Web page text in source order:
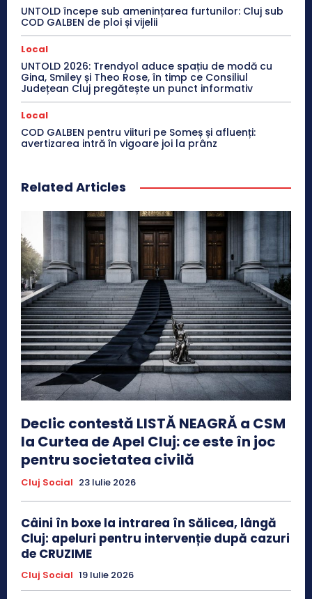
UNTOLD începe sub amenințarea furtunilor: Cluj sub
COD GALBEN de ploi și vijelii
Local
UNTOLD 2026: Trendyol aduce spațiu de modă cu
Gina, Smiley și Theo Rose, în timp ce Consiliul
Județean Cluj pregătește un punct informativ
Local
COD GALBEN pentru viituri pe Someș și afluenți:
avertizarea intră în vigoare joi la prânz
Related Articles
Declic contestă LISTĂ NEAGRĂ a CSM
la Curtea de Apel Cluj: ce este în joc
pentru societatea civilă
Cluj Social 23 Iulie 2026
Câini în boxe la intrarea în Sălicea, lângă
Cluj: apeluri pentru intervenție după cazuri
de CRUZIME
Cluj Social 19 Iulie 2026